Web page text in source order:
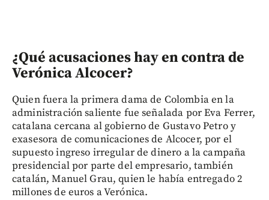
¿Qué acusaciones hay en contra de
Verónica Alcocer?
Quien fuera la primera dama de Colombia en la
administración saliente fue señalada por Eva Ferrer,
catalana cercana al gobierno de Gustavo Petro y
exasesora de comunicaciones de Alcocer, por el
supuesto ingreso irregular de dinero a la campaña
presidencial por parte del empresario, también
catalán, Manuel Grau, quien le había entregado 2
millones de euros a Verónica.